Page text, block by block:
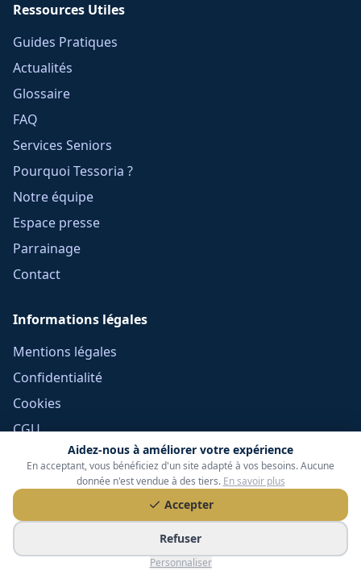
Aidez-nous à améliorer votre expérience
En acceptant, vous bénéficiez d'un site adapté à vos besoins. Aucune
donnée n'est vendue à des tiers. En savoir plus
Accepter
Refuser
Personnaliser
Ressources Utiles
Guides Pratiques
Actualités
Glossaire
FAQ
Services Seniors
Pourquoi Tessoria ?
Notre équipe
Espace presse
Parrainage
Contact
Informations légales
Mentions légales
Confidentialité
Cookies
CGU
Réclamations
CGV Frais Courtage
Devoir de conseil
Politique éditoriale